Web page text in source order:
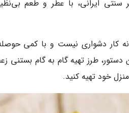
ایرانی، با عطر و طعم
کار دشواری نیست و با کمی حوصله
دستور، طرز تهیه گام به گام
خود تهیه کنید.